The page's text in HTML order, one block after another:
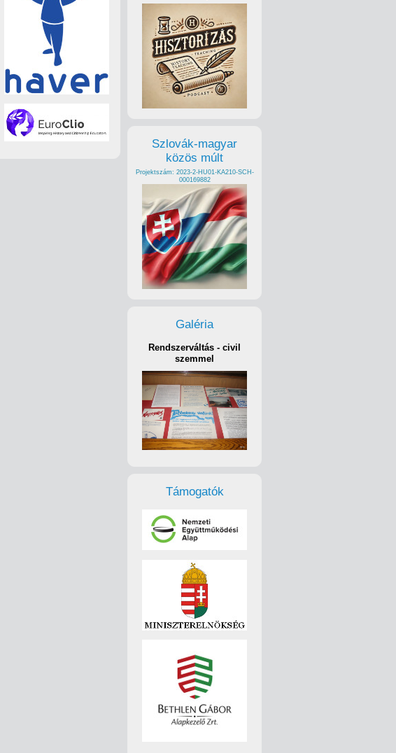
Szlovák-magyar
közös múlt
Projektszám: 2023-2-HU01-KA210-SCH-
000169882
Galéria
Rendszerváltás - civil
szemmel
Támogatók